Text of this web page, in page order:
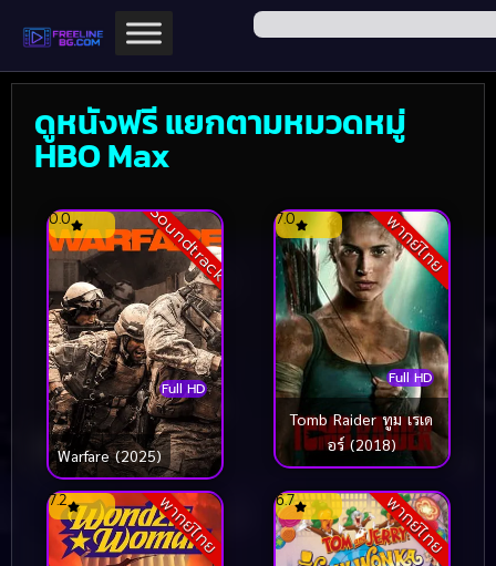
ดูหนังฟรี แยกตามหมวดหมู่
HBO Max
Soundtrack
Full HD
0.0
Warfare (2025)
พากย์ไทย
Full HD
7.0
Tomb Raider ทูม เรเด
อร์ (2018)
พากย์ไทย
7.2 พากย์ไทย
6.7